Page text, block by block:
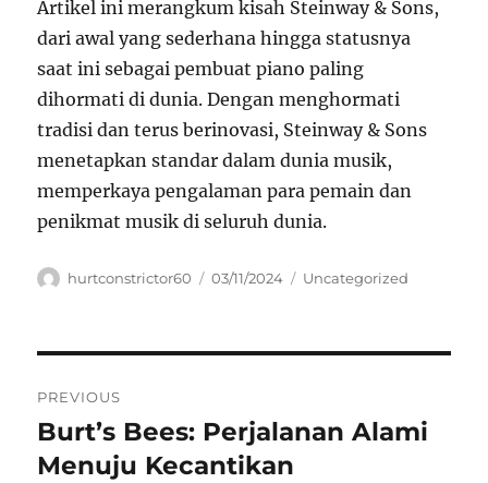
Artikel ini merangkum kisah Steinway & Sons,
dari awal yang sederhana hingga statusnya
saat ini sebagai pembuat piano paling
dihormati di dunia. Dengan menghormati
tradisi dan terus berinovasi, Steinway & Sons
menetapkan standar dalam dunia musik,
memperkaya pengalaman para pemain dan
penikmat musik di seluruh dunia.
Author
hurtconstrictor60
Posted
03/11/2024 Categories
Uncategorized
pos
PREVIOUS
Previous
post:
Burt’s Bees: Perjalanan Alami
Menuju Kecantikan